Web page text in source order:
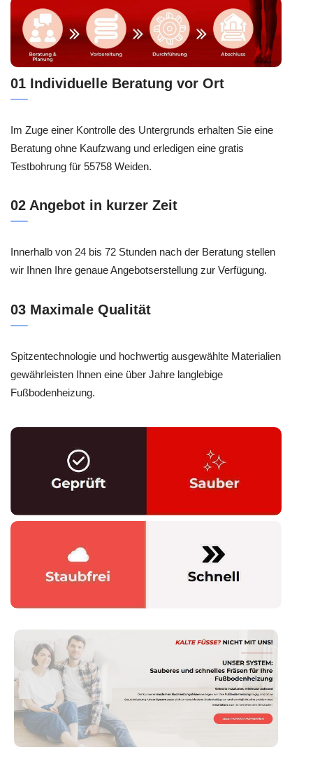
01 Individuelle Beratung vor Ort
Im Zuge einer Kontrolle des Untergrunds erhalten Sie eine
Beratung ohne Kaufzwang und erledigen eine gratis
Testbohrung für 55758 Weiden.
02 Angebot in kurzer Zeit
Innerhalb von 24 bis 72 Stunden nach der Beratung stellen
wir Ihnen Ihre genaue Angebotserstellung zur Verfügung.
03 Maximale Qualität
Spitzentechnologie und hochwertig ausgewählte Materialien
gewährleisten Ihnen eine über Jahre langlebige
Fußbodenheizung.